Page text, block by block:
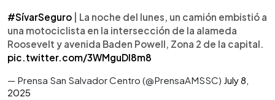
#SívarSeguro | La noche del lunes, un camión embistió a
una motociclista en la intersección de la alameda
Roosevelt y avenida Baden Powell, Zona 2 de la capital.
pic.twitter.com/3WMguDI8m8
— Prensa San Salvador Centro (@PrensaAMSSC) July 8,
2025